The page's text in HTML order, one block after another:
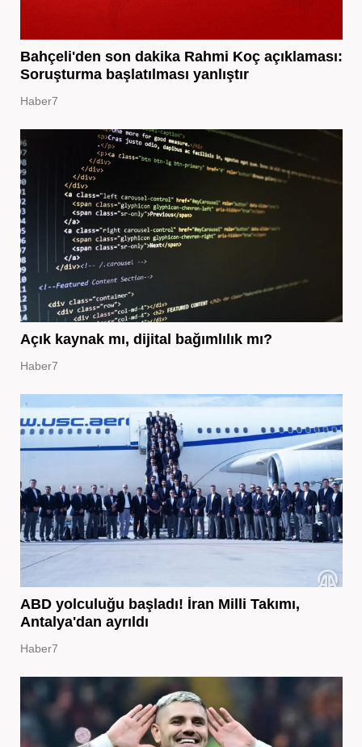
Bahçeli'den son dakika Rahmi Koç açıklaması:
Soruşturma başlatılması yanlıştır
Haber7
Açık kaynak mı, dijital bağımlılık mı?
Haber7
ABD yolculuğu başladı! İran Milli Takımı,
Antalya'dan ayrıldı
Haber7